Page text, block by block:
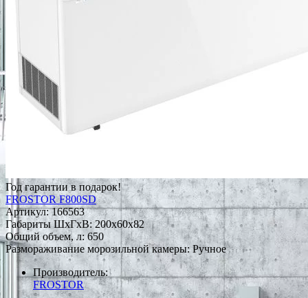
Год гарантии в подарок!
FROSTOR F800SD
Артикул:166563
Габариты ШxГxВ: 200x60x82
Общий объем, л: 650
Размораживание морозильной камеры: Ручное
Производитель:
FROSTOR